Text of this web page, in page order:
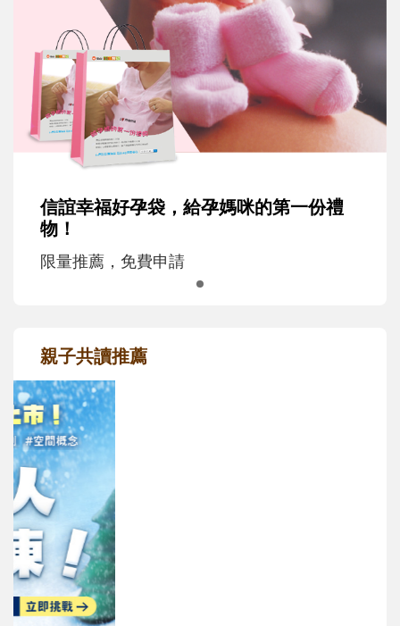
信誼幸福好孕袋，給孕媽咪的第一份禮
物！
限量推薦，免費申請
親子共讀推薦